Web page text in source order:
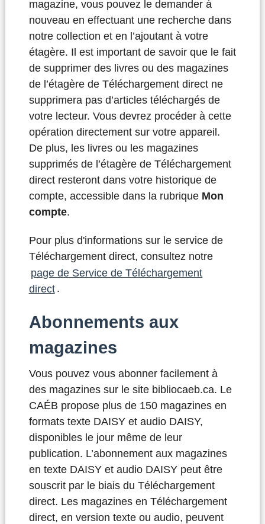
magazine, vous pouvez le demander à
nouveau en effectuant une recherche dans
notre collection et en l’ajoutant à votre
étagère. Il est important de savoir que le fait
de supprimer des livres ou des magazines
de l’étagère de Téléchargement direct ne
supprimera pas d’articles téléchargés de
votre lecteur. Vous devrez procéder à cette
opération directement sur votre appareil.
De plus, les livres ou les magazines
supprimés de l’étagère de Téléchargement
direct resteront dans votre historique de
compte, accessible dans la rubrique Mon
compte.
Pour plus d'informations sur le service de
Téléchargement direct, consultez notre
page de Service de Téléchargement
direct .
Abonnements aux
magazines
Vous pouvez vous abonner facilement à
des magazines sur le site bibliocaeb.ca. Le
CAÉB propose plus de 150 magazines en
formats texte DAISY et audio DAISY,
disponibles le jour même de leur
publication. L’abonnement aux magazines
en texte DAISY et audio DAISY peut être
souscrit par le biais du Téléchargement
direct. Les magazines en Téléchargement
direct, en version texte ou audio, peuvent